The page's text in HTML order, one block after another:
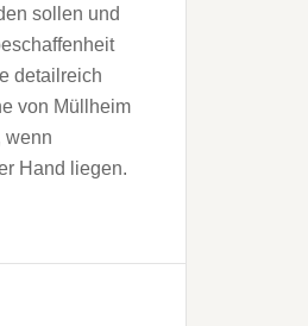
sollen und
detailreich
von Müllheim
wenn
Hand liegen.